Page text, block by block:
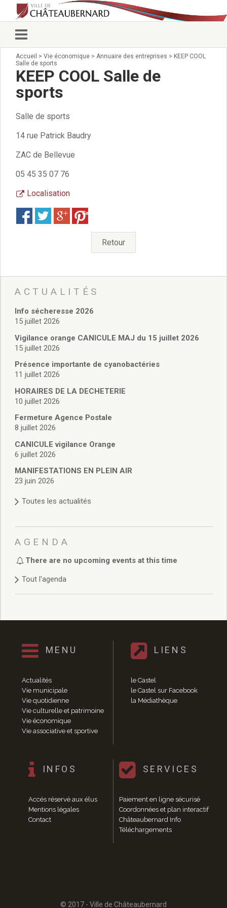
Vie municipale
Élus
Conseillers municipaux
Commissions 2026
Arrêtés du Maire
Services municipaux
Organigramme
Pour venir nous voir
administratives
Services Techniques
Affaires Scolaires
Police Municipale/règlementation
Cimetière/réglementation funéraire
Licences boissons
Inscriptions sur les listes électorales
Plan Local d’Urbanisme intercommunal
Actes d’état civil
Budgets
Budget de Fonctionnement
Budget d’Investissement
Conseils municipaux
Règlement du conseil municipal
Déliberations 2026
Délibérations 2024
Délibérations 2022
Délibérations 2021
Délibérations 2020
Délibérations 2019
Délibérations 2014
Délibérations 2013
Délibérations 2011
Délibérations 2010
Toutes les actualités
Enfance et jeunesse
Crèche
Relais Assistantes Maternelles
Écoles
Garderies
Restauration scolaire
Solidarité
La Récré du Jeudi
Résidence sénior
Règlementation accessibilité
Marchés
Accueil > Vie économique > Annuaire des entreprises > KEEP COOL
Salle de sports
KEEP COOL Salle de
sports
Salle de sports
14 rue Patrick Baudry
ZAC de Bellevue
05 45 35 07 76
Localisation
Save
Retour
ACTUALITÉS
Info sécheresse 2026
15 juillet 2026
Vigilance orange CANICULE MAJ du 15 juillet 2026
15 juillet 2026
Présence importante de cyanobactéries
11 juillet 2026
HORAIRES DE LA DECHETERIE
10 juillet 2026
Fermeture Agence Postale
8 juillet 2026
CANICULE vigilance Orange
6 juillet 2026
MANIFESTATIONS EN PLEIN AIR
23 juin 2026
Toutes les actualités
AGENDA
There are no upcoming events at this time
Tout l'agenda
MENU
Actualités
Vie municipale
Vie quotidienne
Vie culturelle et patrimoine
Vie économique
Vie associative et sportive
LIENS
le Castel
le Castel sur Facebook
la Médiathèque
INFOS
Accés réservé aux élus
Mentions légales
Contact
SERVICES
Paiement en ligne sécurisé
Coordonnées et plan interactif
Châteaubernard Info
Téléchargements
© 2017 - Ville de Châteaubernard